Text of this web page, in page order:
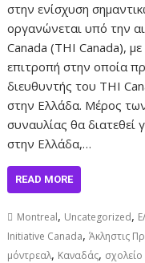
στην ενίσχυση
οργανώνεται υπό την
Canada (THI Canada),
επιτροπή στην οποία
διευθυντής του THI
στην Ελλάδα. Μέρος
συναυλίας θα διατεθεί
στην Ελλάδα,…
READ MORE
Montreal, Uncategorized,
Initiative Canada,Άκληστις
μόντρεαλ, Καναδάς,